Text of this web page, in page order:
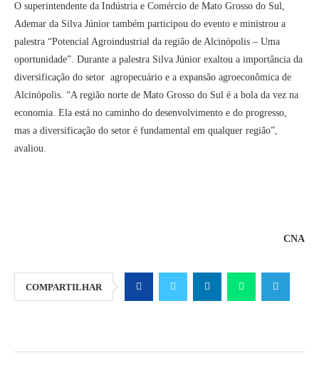
O superintendente da Indústria e Comércio de Mato Grosso do Sul,
Ademar da Silva Júnior também participou do evento e ministrou a
palestra “Potencial Agroindustrial da região de Alcinópolis – Uma
oportunidade”. Durante a palestra Silva Júnior exaltou a importância da
diversificação do setor agropecuário e a expansão agroeconômica de
Alcinópolis. “A região norte de Mato Grosso do Sul é a bola da vez na
economia. Ela está no caminho do desenvolvimento e do progresso,
mas a diversificação do setor é fundamental em qualquer região”,
avaliou.
CNA
COMPARTILHAR